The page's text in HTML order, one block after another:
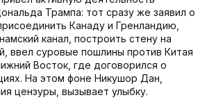
Трампа: тот сразу же заявил о
Канаду и Гренландию,
канал, построить стену на
ввел суровые пошлины против Китая
Восток, где договорился о
На этом фоне Никушор Дан,
цензуры, вызывает улыбку.